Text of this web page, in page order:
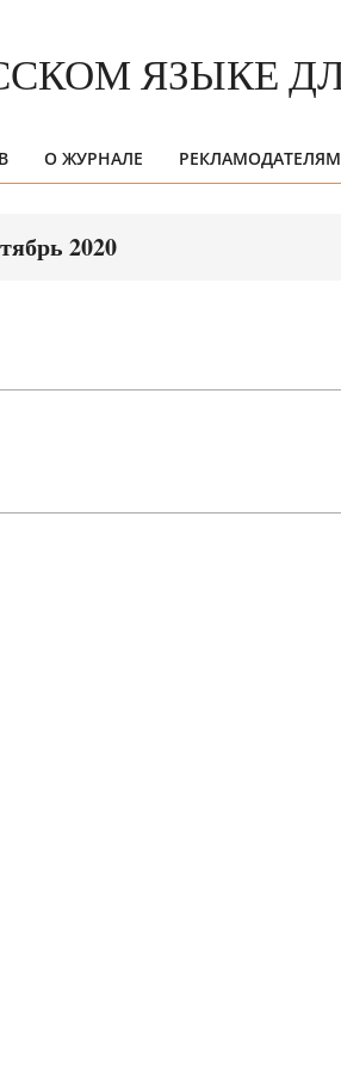
Primary
О ЖУРНАЛЕ РЕКЛАМОДАТЕЛЯМ
2020